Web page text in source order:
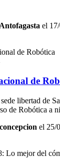
el
de
libertad de
de Robótica a
el 25/